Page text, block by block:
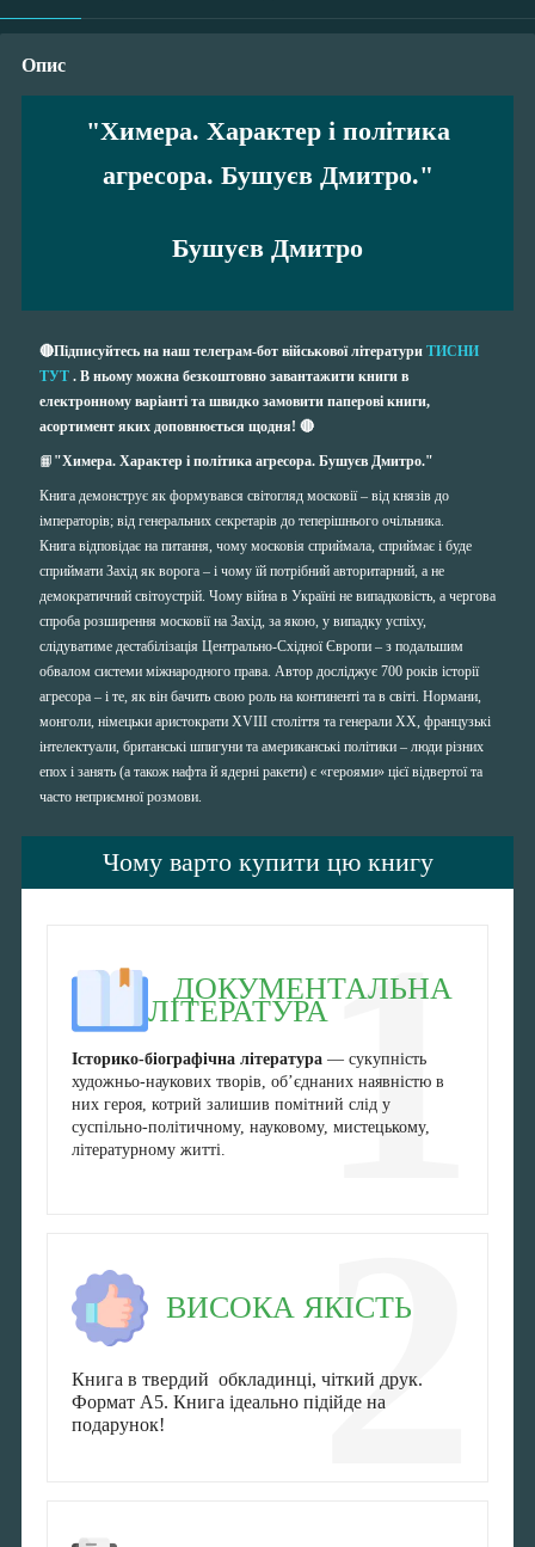
Опис
"Химера. Характер і політика
агресора. Бушуєв Дмитро."
Бушуєв Дмитро
🔴Підписуйтесь на наш телеграм-бот військової літератури ТИСНИ
ТУТ . В ньому можна безкоштовно завантажити книги в
електронному варіанті та швидко замовити паперові книги,
асортимент яких доповнюється щодня! 🔴
📙 "Химера. Характер і політика агресора. Бушуєв Дмитро."
Книга демонструє як формувався світогляд московії – від князів до
імператорів; від генеральних секретарів до теперішнього очільника.
Книга відповідає на питання, чому московія сприймала, сприймає і буде
сприймати Захід як ворога – і чому їй потрібний авторитарний, а не
демократичний світоустрій. Чому війна в Україні не випадковість, а чергова
спроба розширення московії на Захід, за якою, у випадку успіху,
слідуватиме дестабілізація Центрально-Східної Європи – з подальшим
обвалом системи міжнародного права. Автор досліджує 700 років історії
агресора – і те, як він бачить свою роль на континенті та в світі. Нормани,
монголи, німецьки аристократи XVIII століття та генерали ХХ, французькі
інтелектуали, британські шпигуни та американські політики – люди різних
епох і занять (а також нафта й ядерні ракети) є «героями» цієї відвертої та
часто неприємної розмови.
Чому варто купити цю книгу
1
ДОКУМЕНТАЛЬНА
ЛІТЕРАТУРА
Історико-біографічна література — сукупність
художньо-наукових творів, об’єднаних наявністю в
них героя, котрий залишив помітний слід у
суспільно-політичному, науковому, мистецькому,
літературному житті.
2
ВИСОКА ЯКІСТЬ
Книга в твердий обкладинці, чіткий друк.
Формат А5. Книга ідеально підійде на
подарунок!